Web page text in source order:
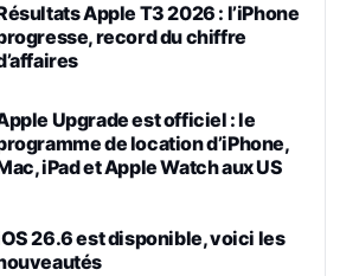
Apple T3 2026 : l’iPhone
record du chiffre
Upgrade est officiel : le
de location d’iPhone,
iPad et Apple Watch aux US
26.6 est disponible, voici les